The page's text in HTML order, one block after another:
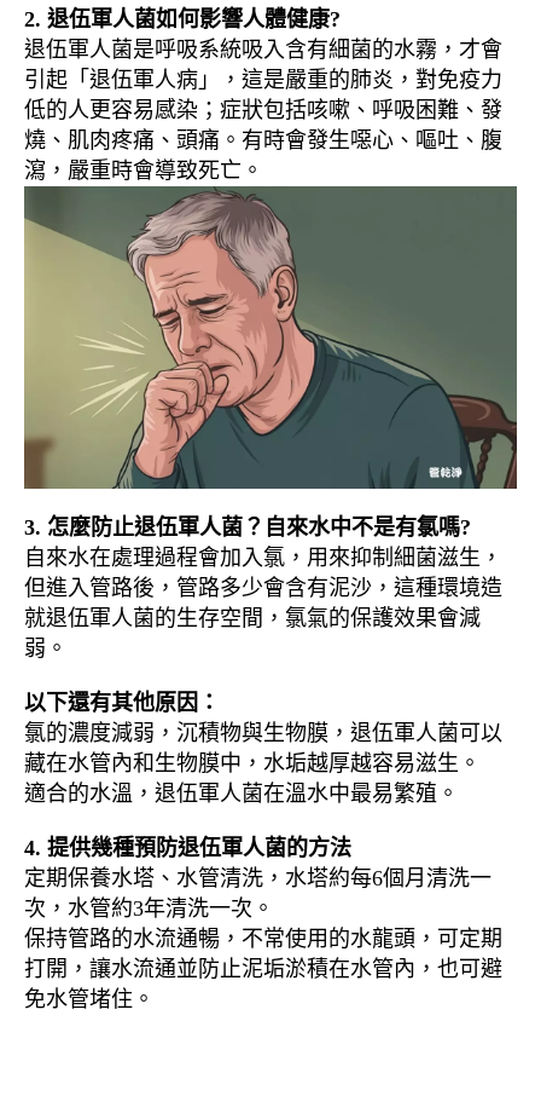
2. 退伍軍人菌如何影響人體健康?
退伍軍人菌是呼吸系統吸入含有細菌的水霧，才會
引起「退伍軍人病」，這是嚴重的肺炎，對免疫力
低的人更容易感染；症狀包括咳嗽、呼吸困難、發
燒、肌肉疼痛、頭痛。有時會發生噁心、嘔吐、腹
瀉，嚴重時會導致死亡。
3. 怎麼防止退伍軍人菌？自來水中不是有氯嗎?
自來水在處理過程會加入氯，用來抑制細菌滋生，
但進入管路後，管路多少會含有泥沙，這種環境造
就退伍軍人菌的生存空間，氯氣的保護效果會減
弱。
以下還有其他原因：
氯的濃度減弱，沉積物與生物膜，退伍軍人菌可以
藏在水管內和生物膜中，水垢越厚越容易滋生。
適合的水溫，退伍軍人菌在溫水中最易繁殖。
4. 提供幾種預防退伍軍人菌的方法
定期保養水塔、水管清洗，水塔約每6個月清洗一
次，水管約3年清洗一次。
保持管路的水流通暢，不常使用的水龍頭，可定期
打開，讓水流通並防止泥垢淤積在水管內，也可避
免水管堵住。